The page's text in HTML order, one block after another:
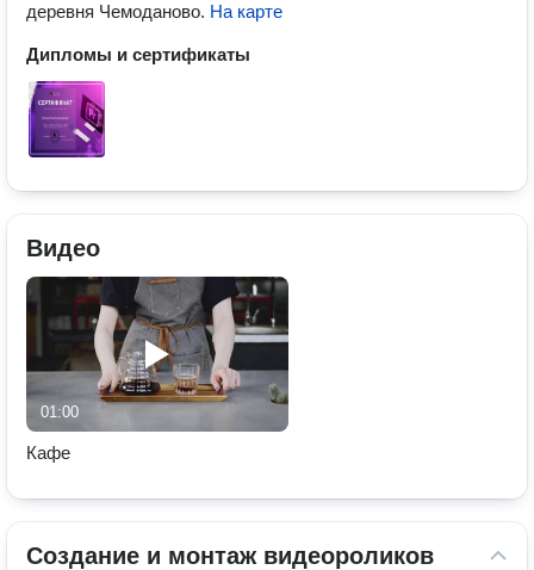
деревня Чемоданово. На карте
Дипломы и сертификаты
Видео
01:00
Кафе
Создание и монтаж видеороликов